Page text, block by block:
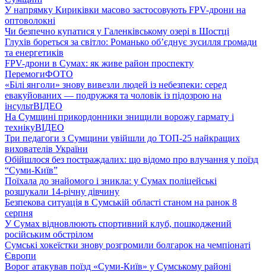
У напрямку Кириківки масово застосовують FPV-дрони на
оптоволокні
Чи безпечно купатися у Галенківському озері в Шостці
Глухів бореться за світло: Романько об’єднує зусилля громади
та енергетиків
FPV-дрони в Сумах: як живе район проспекту
ПеремогиФОТО
«Білі янголи» знову вивезли людей із небезпеки: серед
евакуйованих — подружжя та чоловік із підозрою на
інсультВІДЕО
На Сумщині прикордонники знищили ворожу гармату і
технікуВІДЕО
Три педагоги з Сумщини увійшли до ТОП-25 найкращих
вихователів України
Обійшлося без постраждалих: що відомо про влучання у поїзд
“Суми-Київ”
Поїхала до знайомого і зникла: у Сумах поліцейські
розшукали 14-річну дівчину
Безпекова ситуація в Сумській області станом на ранок 8
серпня
У Сумах відновлюють спортивний клуб, пошкоджений
російським обстрілом
Сумські хокеїстки знову розгромили болгарок на чемпіонаті
Європи
Ворог атакував поїзд «Суми-Київ» у Сумському районі